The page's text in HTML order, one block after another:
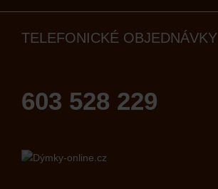
TELEFONICKÉ OBJEDNÁVKY
603 528 229